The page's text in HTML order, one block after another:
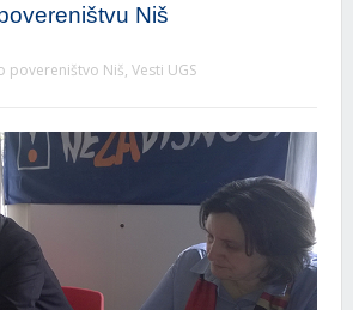
Niš
povereništvo Niš, Vesti UGS